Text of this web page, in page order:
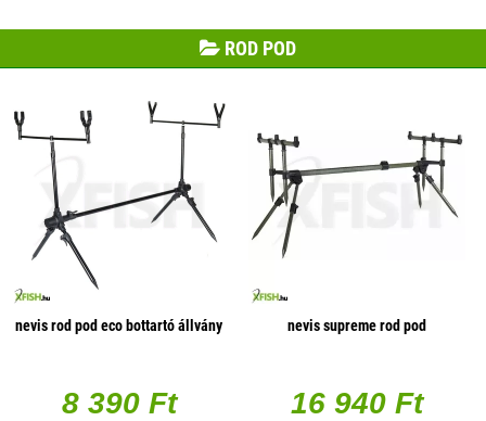
ROD POD
nevis rod pod eco bottartó állvány
8 390 Ft
nevis supreme rod pod
16 940 Ft